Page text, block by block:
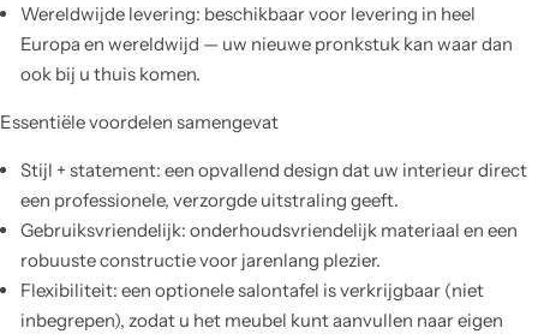
Wereldwijde levering: beschikbaar voor levering in heel
Europa en wereldwijd — uw nieuwe pronkstuk kan waar dan
ook bij u thuis komen.
Essentiële voordelen samengevat
Stijl + statement: een opvallend design dat uw interieur direct
een professionele, verzorgde uitstraling geeft.
Gebruiksvriendelijk: onderhoudsvriendelijk materiaal en een
robuuste constructie voor jarenlang plezier.
Flexibiliteit: een optionele salontafel is verkrijgbaar (niet
inbegrepen), zodat u het meubel kunt aanvullen naar eigen